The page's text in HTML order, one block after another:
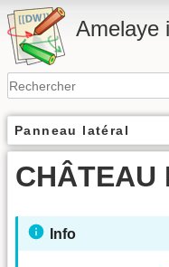
Amelaye
Panneau latéral
CHÂTEAU
Info